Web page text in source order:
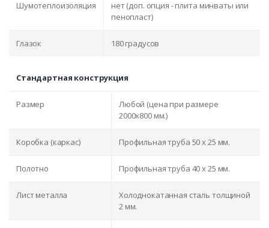
Шумотеплоизоляция
нет (доп. опция - плита минваты или
пенопласт)
Глазок 180 градусов
Стандартная конструкция
Размер
Любой (цена при размере
2000x800 мм.)
Коробка (каркас) Профильная труба 50 х 25 мм.
Полотно Профильная труба 40 х 25 мм.
Лист металла
Холоднокатанная сталь толщиной
2 мм.